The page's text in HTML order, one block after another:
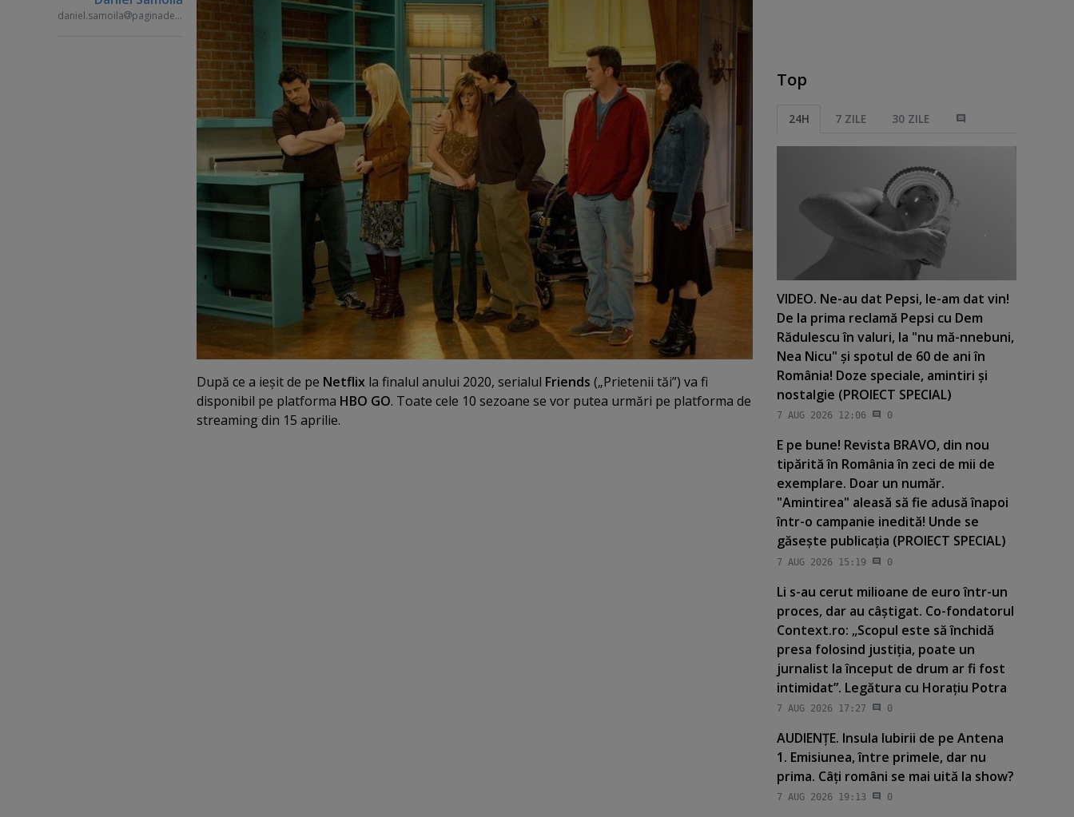
daniel.samoila paginademedia.ro
După ce a ieşit de pe Netflix la finalul anului 2020, serialul Friends („Prietenii tăi”) va fi
disponibil pe platforma HBO GO. Toate cele 10 sezoane se vor putea urmări pe platforma de
streaming din 15 aprilie.
Top
24H 7 ZILE 30 ZILE
VIDEO. Ne-au dat Pepsi, le-am dat vin!
De la prima reclamă Pepsi cu Dem
Rădulescu în valuri, la "nu mă-nnebuni,
Nea Nicu" şi spotul de 60 de ani în
România! Doze speciale, amintiri şi
nostalgie (PROIECT SPECIAL)
7 AUG 2026 12:06 0
E pe bune! Revista BRAVO, din nou
tipărită în România în zeci de mii de
exemplare. Doar un număr.
"Amintirea" aleasă să fie adusă înapoi
într-o campanie inedită! Unde se
găseşte publicaţia (PROIECT SPECIAL)
7 AUG 2026 15:19 0
Li s-au cerut milioane de euro într-un
proces, dar au câştigat. Co-fondatorul
Context.ro: „Scopul este să închidă
presa folosind justiţia, poate un
jurnalist la început de drum ar fi fost
intimidat”. Legătura cu Horaţiu Potra
7 AUG 2026 17:27 0
AUDIENŢE. Insula Iubirii de pe Antena
1. Emisiunea, între primele, dar nu
prima. Câţi români se mai uită la show?
7 AUG 2026 19:13 0